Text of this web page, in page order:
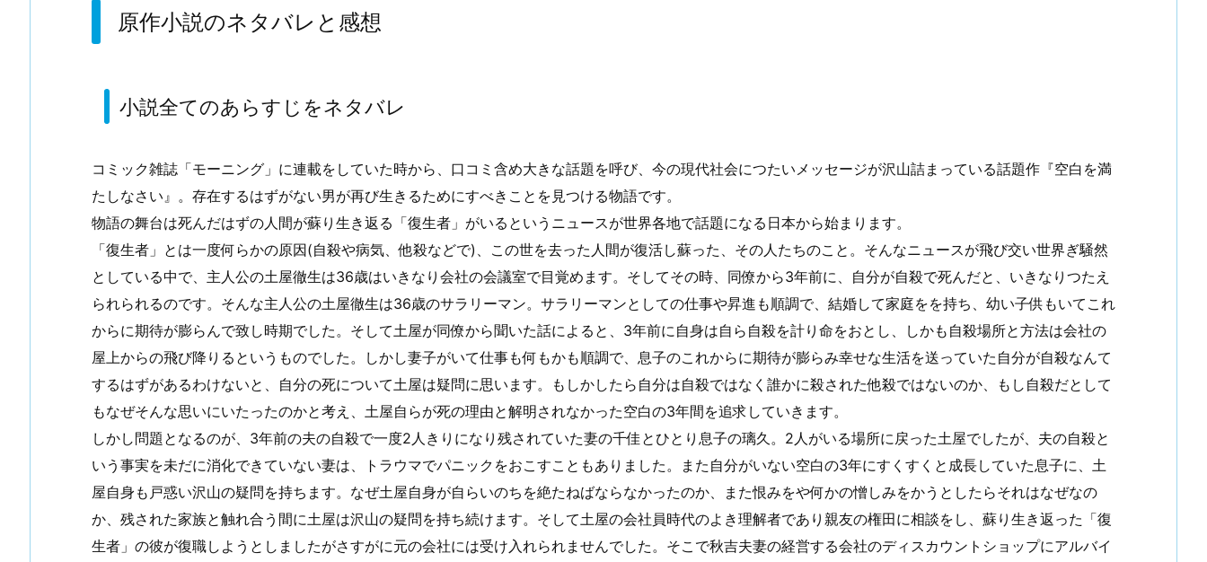
原作小説のネタバレと感想
小説全てのあらすじをネタバレ
コミック雑誌「モーニング」に連載をしていた時から、口コミ含め大きな話題を呼び、今の現代社会につたいメッセージが沢山詰まっている話題作『空白を満
たしなさい』。存在するはずがない男が再び生きるためにすべきことを見つける物語です。
物語の舞台は死んだはずの人間が蘇り生き返る「復生者」がいるというニュースが世界各地で話題になる日本から始まります。
「復生者」とは一度何らかの原因(自殺や病気、他殺などで)、この世を去った人間が復活し蘇った、その人たちのこと。そんなニュースが飛び交い世界ぎ騒然
としている中で、主人公の土屋徹生は36歳はいきなり会社の会議室で目覚めます。そしてその時、同僚から3年前に、自分が自殺で死んだと、いきなりつたえ
られられるのです。そんな主人公の土屋徹生は36歳のサラリーマン。サラリーマンとしての仕事や昇進も順調で、結婚して家庭をを持ち、幼い子供もいてこれ
からに期待が膨らんで致し時期でした。そして土屋が同僚から聞いた話によると、3年前に自身は自ら自殺を計り命をおとし、しかも自殺場所と方法は会社の
屋上からの飛び降りるというものでした。しかし妻子がいて仕事も何もかも順調で、息子のこれからに期待が膨らみ幸せな生活を送っていた自分が自殺なんて
するはずがあるわけないと、自分の死について土屋は疑問に思います。もしかしたら自分は自殺ではなく誰かに殺された他殺ではないのか、もし自殺だとして
もなぜそんな思いにいたったのかと考え、土屋自らが死の理由と解明されなかった空白の3年間を追求していきます。
しかし問題となるのが、3年前の夫の自殺で一度2人きりになり残されていた妻の千佳とひとり息子の璃久。2人がいる場所に戻った土屋でしたが、夫の自殺と
いう事実を未だに消化できていない妻は、トラウマでパニックをおこすこともありました。また自分がいない空白の3年にすくすくと成長していた息子に、土
屋自身も戸惑い沢山の疑問を持ちます。なぜ土屋自身が自らいのちを絶たねばならなかったのか、また恨みをや何かの憎しみをかうとしたらそれはなぜなの
か、残された家族と触れ合う間に土屋は沢山の疑問を持ち続けます。そして土屋の会社員時代のよき理解者であり親友の権田に相談をし、蘇り生き返った「復
生者」の彼が復職しようとしましたがさすがに元の会社には受け入れられませんでした。そこで秋吉夫妻の経営する会社のディスカウントショップにアルバイ